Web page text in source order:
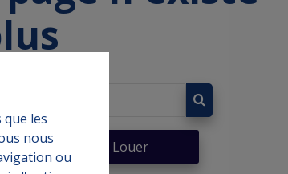
les
nous
ou
À Louer